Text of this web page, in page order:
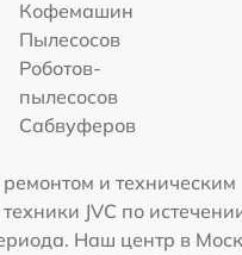
Кофемашин
Пылесосов
Роботов-
пылесосов
Сабвуферов
и техническим
JVC по
Наш центр в